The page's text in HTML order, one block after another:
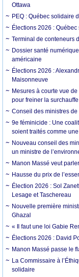
Ottawa
PEQ : Québec solidaire
Élections 2026 :
Terminal de conteneurs
Dossier santé
américaine
Élections 2026 :
Maisonneuve
Mesures à courte vue
pour freiner la
Conseil des ministres
9e féminicide : Une
soient traités comme
Nouveau conseil des
un ministre de
Manon Massé veut
Hausse du prix de
Élection 2026 : Sol
Lesage et Taschereau
Nouvelle première
Ghazal
« Il faut une loi Gabie
Élections 2026 : David
Manon Massé passe le
La Commissaire à
solidaire